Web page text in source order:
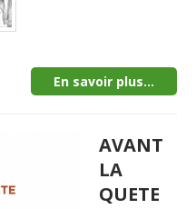
En savoir plus...
AVANT
LA
QUETE